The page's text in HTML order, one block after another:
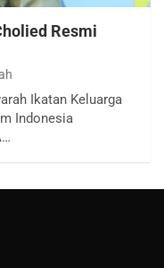
Resmi
Ikatan Keluarga
Indonesia